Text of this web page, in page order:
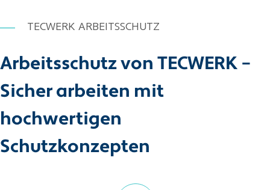
Arbeitsschutz von TECWERK –
Sicher arbeiten mit
hochwertigen
Schutzkonzepten
TECWERK ARBEITSSCHUTZ